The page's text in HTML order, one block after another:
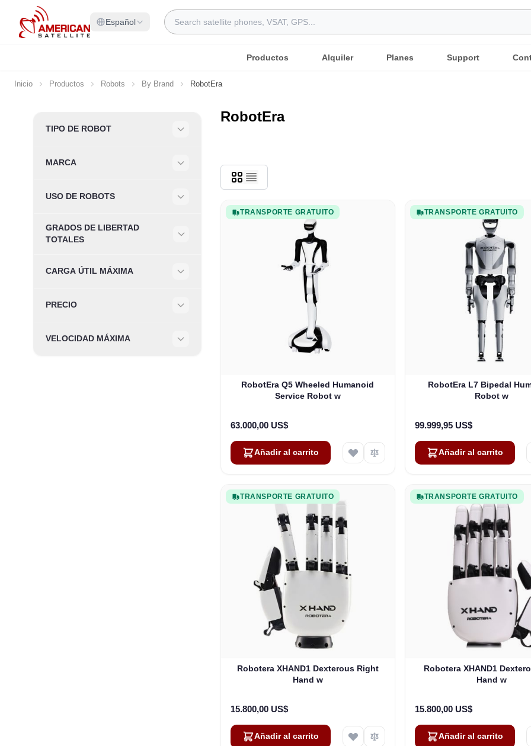
Ir al contenido
Español
Search
Productos Alquiler Planes Support
Inicio Productos Robots By Brand RobotEra
Skip to product list
TIPO DE ROBOT
MARCA
USO DE ROBOTS
GRADOS DE LIBERTAD
TOTALESFilter
CARGA ÚTIL MÁXIMA
PRECIO
VELOCIDAD MÁXIMA
RobotEra
TRANSPORTE GRATUITO
RobotEra Q5 Wheeled Humanoid
Service Robot w
63.000,00 US$
Añadir al carrito
TRANSPORTE GRATUITO
RobotEra L7 Bipedal
Robot w
99.999,95 US$
Añadir al carrito
TRANSPORTE GRATUITO
Robotera XHAND1 Dexterous Right
Hand w
15.800,00 US$
Añadir al carrito
TRANSPORTE GRATUITO
Robotera XHAND1
Hand w
15.800,00 US$
Añadir al carrito